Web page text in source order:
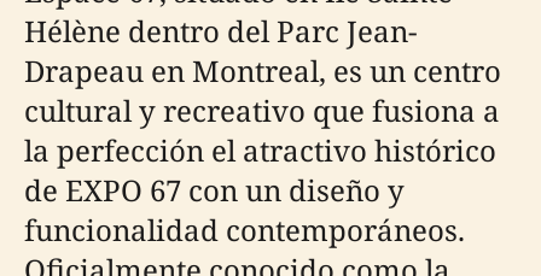
Hélène dentro del Parc Jean-
Drapeau en Montreal, es un centro
cultural y recreativo que fusiona a
la perfección el atractivo histórico
de EXPO 67 con un diseño y
funcionalidad contemporáneos.